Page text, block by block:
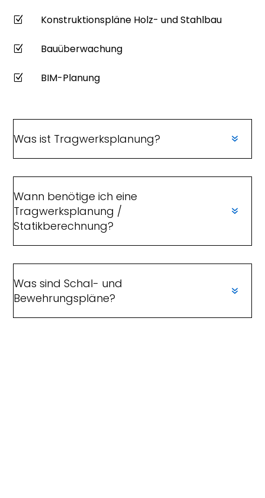
Z Konstruktionspläne Holz- und Stahlbau
Z Bauüberwachung
Z BIM-Planung
Was ist Tragwerksplanung?
Wann benötige ich eine
Tragwerksplanung /
Statikberechnung?
Was sind Schal- und
Bewehrungspläne?